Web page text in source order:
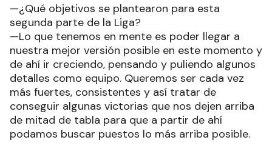
—¿Qué objetivos se plantearon para esta
segunda parte de la Liga?
—Lo que tenemos en mente es poder llegar a
nuestra mejor versión posible en este momento y
de ahí ir creciendo, pensando y puliendo algunos
detalles como equipo. Queremos ser cada vez
más fuertes, consistentes y así tratar de
conseguir algunas victorias que nos dejen arriba
de mitad de tabla para que a partir de ahí
podamos buscar puestos lo más arriba posible.